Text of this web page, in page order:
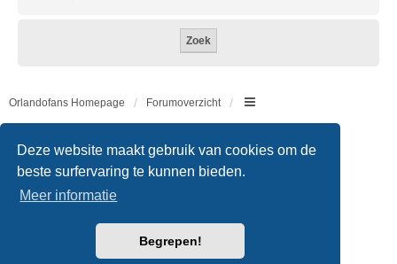
Deze website maakt gebruik van cookies om de
beste surfervaring te kunnen bieden.
Meer informatie
Begrepen!
Orlandofans Homepage Forumoverzicht
® Forum Software © phpBB Limited
phpBB.nl.
created by INVENTEA & v12mike